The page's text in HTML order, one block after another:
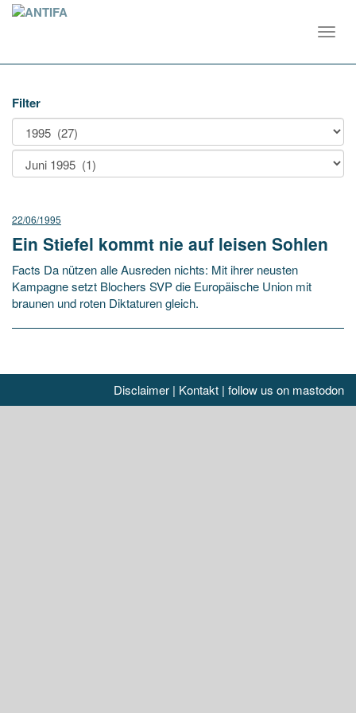
Filter
22/06/1995
Ein Stiefel kommt nie auf leisen Sohlen
Facts Da nützen alle Ausreden nichts: Mit ihrer neusten
Kampagne setzt Blochers SVP die Europäische Union mit
braunen und roten Diktaturen gleich.
Disclaimer | Kontakt | follow us on mastodon